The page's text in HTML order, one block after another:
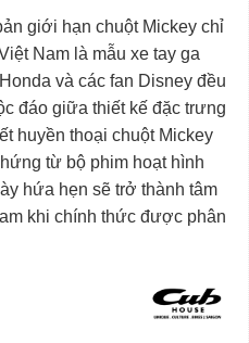
giới hạn chuột Mickey chỉ
Nam là mẫu xe tay ga
và các fan Disney đều
đáo giữa thiết kế đặc trưng
huyền thoại chuột Mickey
từ bộ phim hoạt hình
hứa hẹn sẽ trở thành tâm
khi chính thức được phân